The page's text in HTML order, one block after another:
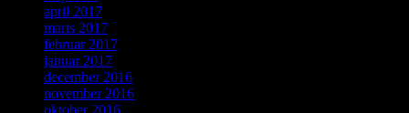
april 2017
marts 2017
februar 2017
januar 2017
december 2016
november 2016